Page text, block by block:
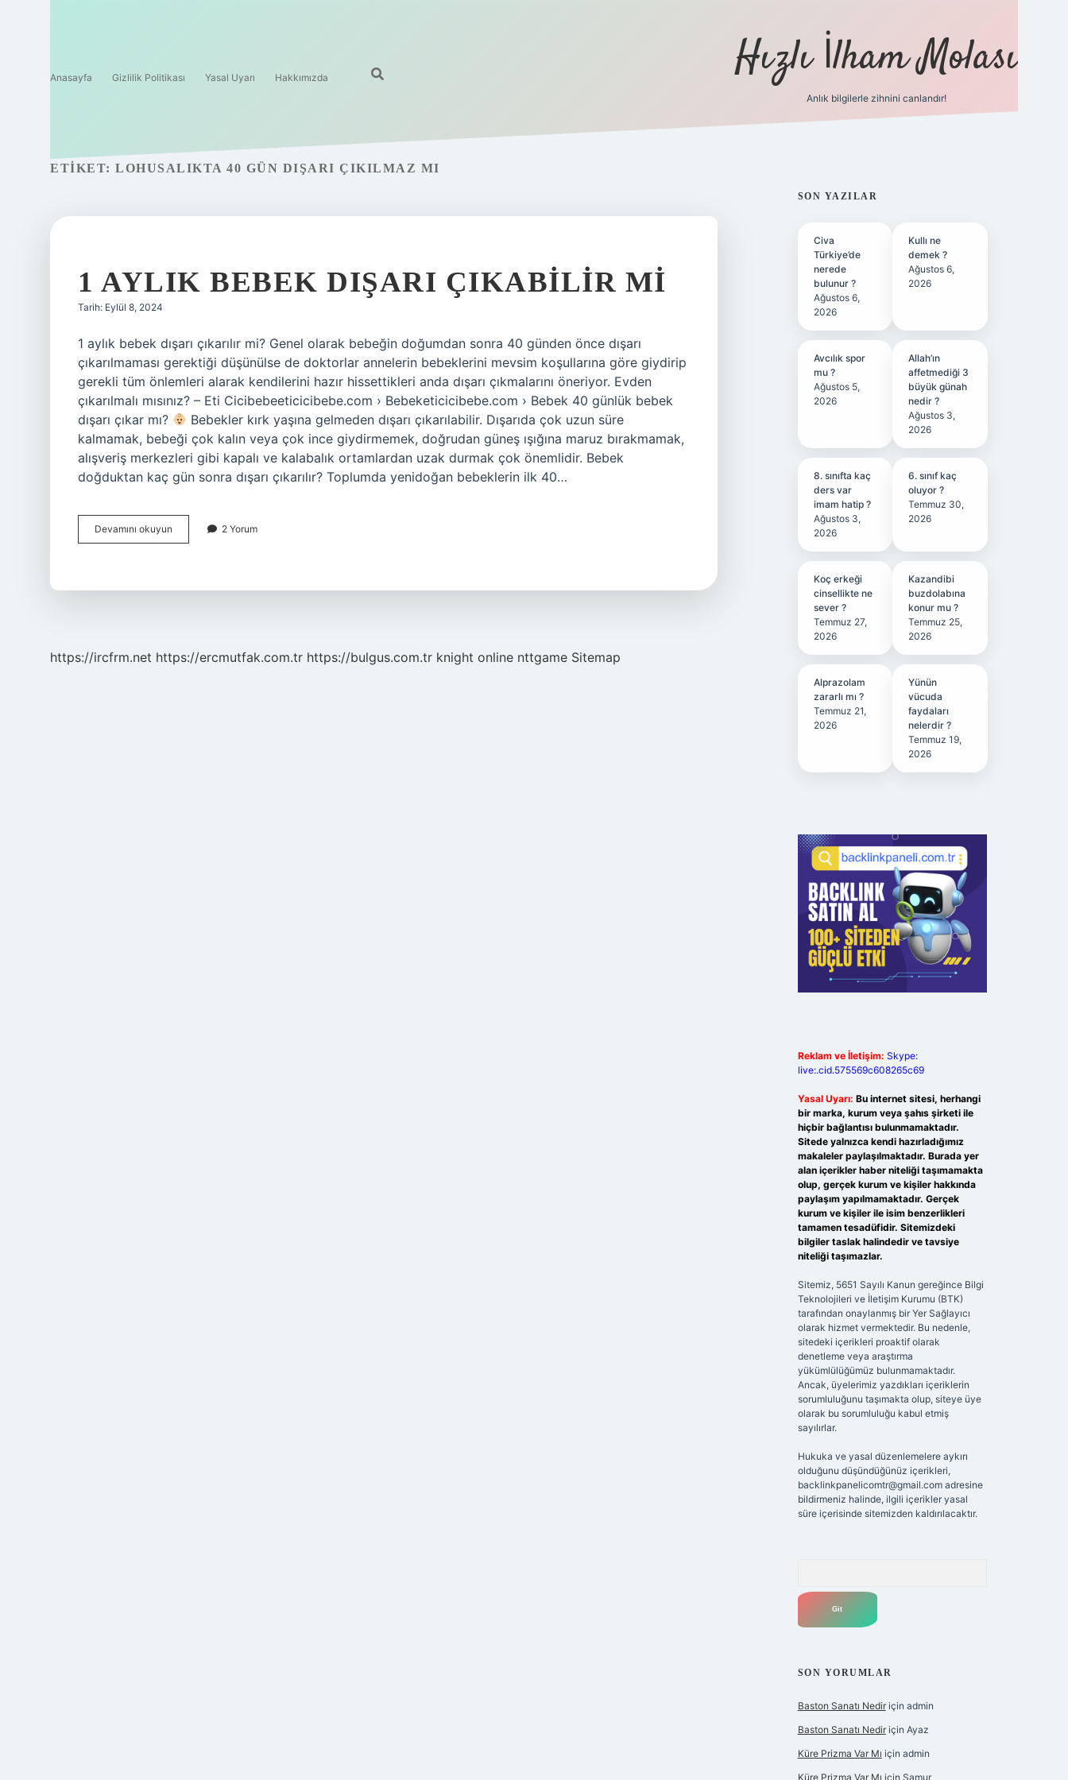
Anasayfa Gizlilik Politikası Yasal Uyarı Hakkımızda Hızlı İlham Molası
Anlık bilgilerle zihnini canlandır!
ETIKET: LOHUSALIKTA 40 GÜN DIŞARI ÇIKILMAZ MI
1 AYLIK BEBEK DIŞARI ÇIKABILIR MI
Tarih: Eylül 8, 2024
1 aylık bebek dışarı çıkarılır mi? Genel olarak bebeğin doğumdan sonra 40 günden önce dışarı
çıkarılmaması gerektiği düşünülse de doktorlar annelerin bebeklerini mevsim koşullarına göre giydirip
gerekli tüm önlemleri alarak kendilerini hazır hissettikleri anda dışarı çıkmalarını öneriyor. Evden
çıkarılmalı mısınız? – Eti Cicibebeeticicibebe.com › Bebeketicicibebe.com › Bebek 40 günlük bebek
dışarı çıkar mı?
Bebekler kırk yaşına gelmeden dışarı çıkarılabilir. Dışarıda çok uzun süre
kalmamak, bebeği çok kalın veya çok ince giydirmemek, doğrudan güneş ışığına maruz bırakmamak,
alışveriş merkezleri gibi kapalı ve kalabalık ortamlardan uzak durmak çok önemlidir. Bebek
doğduktan kaç gün sonra dışarı çıkarılır? Toplumda yenidoğan bebeklerin ilk 40…
Devamını okuyun
Aylık
2 Yorum
https://ircfrm.net https://ercmutfak.com.tr https://bulgus.com.tr knight online nttgame Sitemap
SIDEBAR
SON YAZILAR
Civa
Türkiye’de
nerede
bulunur ?
Ağustos 6,
2026
Kullı ne
demek ?
Ağustos 6,
2026
Avcılık spor
mu ?
Ağustos 5,
2026
Allah’ın
affetmediği 3
büyük günah
nedir ?
Ağustos 3,
2026
8. sınıfta kaç
ders var
imam hatip ?
Ağustos 3,
2026
6. sınıf kaç
oluyor ?
Temmuz 30,
2026
Koç erkeği
cinsellikte ne
sever ?
Temmuz 27,
2026
Kazandibi
buzdolabına
konur mu ?
Temmuz 25,
2026
Alprazolam
zararlı mı ?
Temmuz 21,
2026
Yünün
vücuda
faydaları
nelerdir ?
Temmuz 19,
2026
Reklam ve İletişim: Skype:
live:.cid.575569c608265c69
Yasal Uyarı: Bu internet sitesi, herhangi
bir marka, kurum veya şahıs şirketi ile
hiçbir bağlantısı bulunmamaktadır.
Sitede yalnızca kendi hazırladığımız
makaleler paylaşılmaktadır. Burada yer
alan içerikler haber niteliği taşımamakta
olup, gerçek kurum ve kişiler hakkında
paylaşım yapılmamaktadır. Gerçek
kurum ve kişiler ile isim benzerlikleri
tamamen tesadüfidir. Sitemizdeki
bilgiler taslak halindedir ve tavsiye
niteliği taşımazlar.
Sitemiz, 5651 Sayılı Kanun gereğince Bilgi
Teknolojileri ve İletişim Kurumu (BTK)
tarafından onaylanmış bir Yer Sağlayıcı
olarak hizmet vermektedir. Bu nedenle,
sitedeki içerikleri proaktif olarak
denetleme veya araştırma
yükümlülüğümüz bulunmamaktadır.
Ancak, üyelerimiz yazdıkları içeriklerin
sorumluluğunu taşımakta olup, siteye üye
olarak bu sorumluluğu kabul etmiş
sayılırlar.
Hukuka ve yasal düzenlemelere aykırı
olduğunu düşündüğünüz içerikleri,
backlinkpanelicomtr@gmail.comadresine
bildirmeniz halinde, ilgili içerikler yasal
süre içerisinde sitemizden kaldırılacaktır.
SON YORUMLAR
Baston Sanatı Nediriçin admin
Baston Sanatı Nediriçin Ayaz
Küre Prizma Var Mı için admin
Küre Prizma Var Mı için Samur